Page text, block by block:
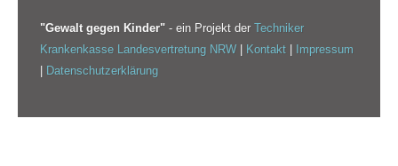
"Gewalt gegen Kinder" - ein Projekt der Techniker
Krankenkasse Landesvertretung NRW
Kontakt
Impressum
Datenschutzerklärung